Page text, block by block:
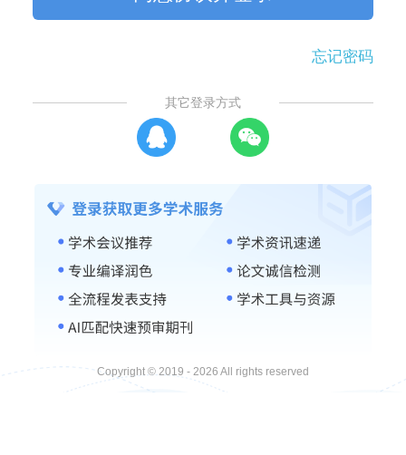
忘记密码
其它登录方式
Copyright © 2019 - 2026 All rights reserved